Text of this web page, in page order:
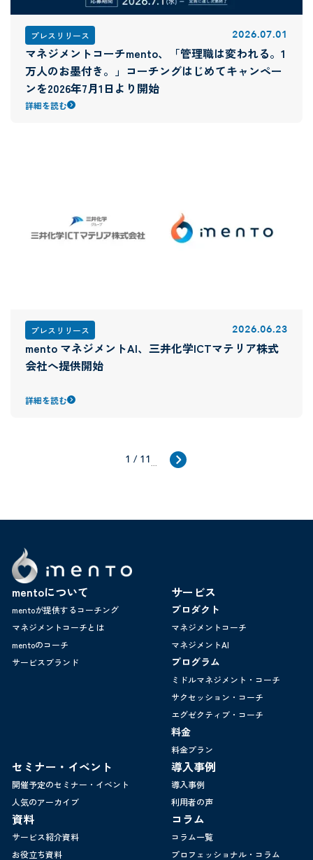
プレスリリース 2026.07.01
マネジメントコーチmento、「管理職は変われる。1
万人のお墨付き。」コーチングはじめてキャンペー
ンを2026年7月1日より開始
詳細を読む
プレスリリース 2026.06.23
mento マネジメントAI、三井化学ICTマテリア株式
会社へ提供開始
詳細を読む
1 / 11
mentoについて
mentoが提供するコーチング
マネジメントコーチとは
mentoのコーチ
サービスブランド
サービス
プロダクト
マネジメントコーチ
マネジメントAI
プログラム
ミドルマネジメント・コーチ
サクセッション・コーチ
エグゼクティブ・コーチ
料金
料金プラン
セミナー・イベント
開催予定のセミナー・イベント
人気のアーカイブ
導入事例
導入事例
利用者の声
資料
サービス紹介資料
お役立ち資料
コラム
コラム一覧
プロフェッショナル・コラム